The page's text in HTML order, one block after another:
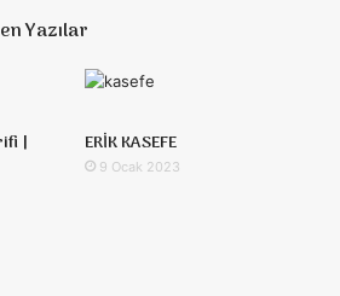
Yazılar
|
ERİK KASEFE
9 Ocak 2023